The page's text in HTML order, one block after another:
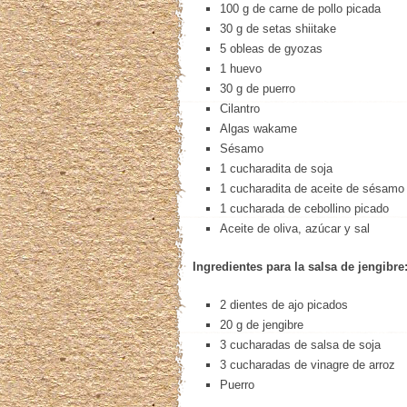
100 g de carne de pollo picada
30 g de setas shiitake
5 obleas de gyozas
1 huevo
30 g de puerro
Cilantro
Algas wakame
Sésamo
1 cucharadita de soja
1 cucharadita de aceite de sésamo
1 cucharada de cebollino picado
Aceite de oliva, azúcar y sal
Ingredientes para la salsa de jengibre:
2 dientes de ajo picados
20 g de jengibre
3 cucharadas de salsa de soja
3 cucharadas de vinagre de arroz
Puerro